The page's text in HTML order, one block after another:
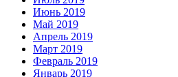
Июнь 2019
Май 2019
Апрель 2019
Март 2019
Февраль 2019
Январь 2019